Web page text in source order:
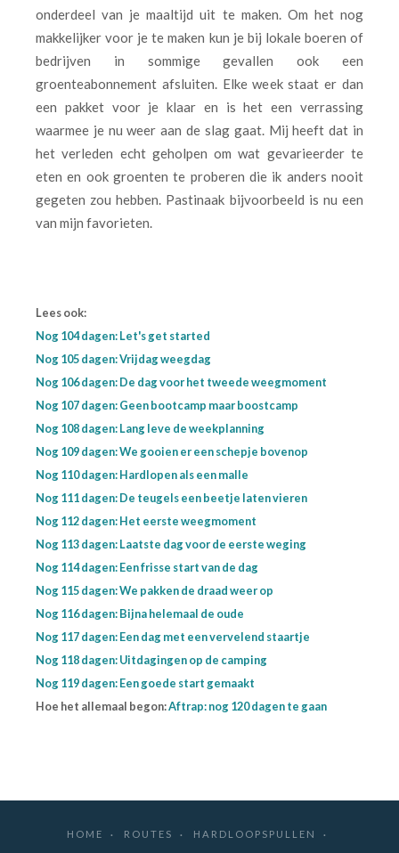
onderdeel van je maaltijd uit te maken. Om het nog
makkelijker voor je te maken kun je bij lokale boeren of
bedrijven in sommige gevallen ook een
groenteabonnement afsluiten. Elke week staat er dan
een pakket voor je klaar en is het een verrassing
waarmee je nu weer aan de slag gaat. Mij heeft dat in
het verleden echt geholpen om wat gevarieerder te
eten en ook groenten te proberen die ik anders nooit
gegeten zou hebben. Pastinaak bijvoorbeeld is nu een
van mijn favorieten.
Lees ook:
Nog 104 dagen: Let's get started
Nog 105 dagen: Vrijdag weegdag
Nog 106 dagen: De dag voor het tweede weegmoment
Nog 107 dagen: Geen bootcamp maar boostcamp
Nog 108 dagen: Lang leve de weekplanning
Nog 109 dagen: We gooien er een schepje bovenop
Nog 110 dagen: Hardlopen als een malle
Nog 111 dagen: De teugels een beetje laten vieren
Nog 112 dagen: Het eerste weegmoment
Nog 113 dagen: Laatste dag voor de eerste weging
Nog 114 dagen: Een frisse start van de dag
Nog 115 dagen: We pakken de draad weer op
Nog 116 dagen: Bijna helemaal de oude
Nog 117 dagen: Een dag met een vervelend staartje
Nog 118 dagen: Uitdagingen op de camping
Nog 119 dagen: Een goede start gemaakt
Hoe het allemaal begon:Aftrap: nog 120 dagen te gaan
HOME ROUTES
HARDLOOPSPULLEN